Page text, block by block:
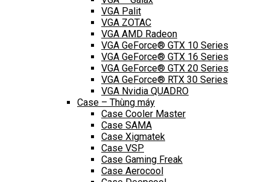
VGA Palit
VGA ZOTAC
VGA AMD Radeon
VGA GeForce® GTX 10 Series
VGA GeForce® GTX 16 Series
VGA GeForce® GTX 20 Series
VGA GeForce® RTX 30 Series
VGA Nvidia QUADRO
Case – Thùng máy
Case Cooler Master
Case SAMA
Case Xigmatek
Case VSP
Case Gaming Freak
Case Aerocool